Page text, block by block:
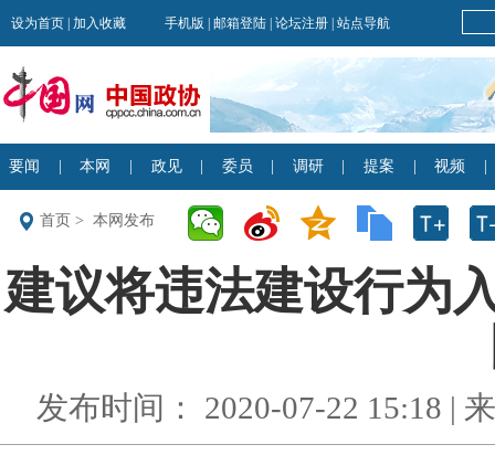
首页 > 本网发布
建议将违法建设行为
发布时间： 2020-07-22 15:18 |